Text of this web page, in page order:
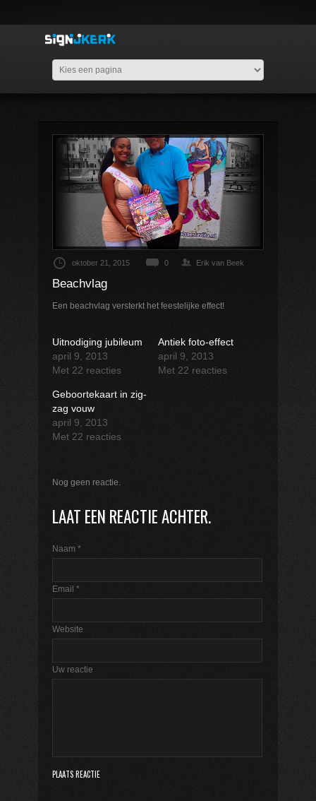
oktober 21, 2015 0 Erik van Beek
Beachvlag
Een beachvlag versterkt het feestelijke effect!
Uitnodiging jubileum
april 9, 2013
Met 22 reacties
Antiek foto-effect
april 9, 2013
Met 22 reacties
Geboortekaart in zig-
zag vouw
april 9, 2013
Met 22 reacties
Nog geen reactie.
LAAT EEN REACTIE ACHTER.
Naam *
Email *
Website
Uw reactie